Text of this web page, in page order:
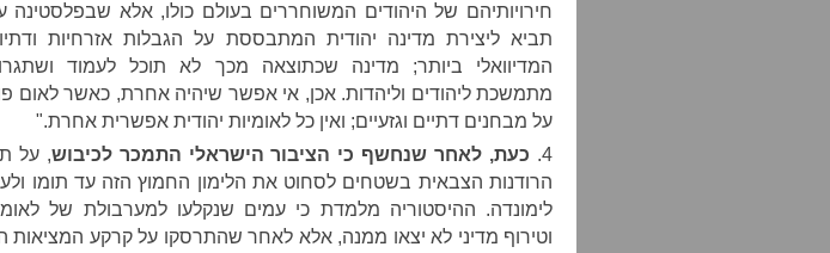
חירויותיהם של היהודים המשוחררים בעולם כולו, אלא שבפלסטינה
תביא ליצירת מדינה יהודית המתבססת על הגבלות אזרחיות
המדיוואלי ביותר; מדינה שכתוצאה מכך לא תוכל לעמוד
מתמשכת ליהודים וליהדות. אכן, אי אפשר שיהיה אחרת, כאשר לאום
על מבחנים דתיים וגזעיים; ואין כל לאומיות יהודית אפשרית אחרת."
4.
כעת, לאחר שנחשף כי הציבור הישראלי התמכר לכיבוש, על
הרודנות הצבאית בשטחים לסחוט את הלימון החמוץ הזה עד תומו
לימונדה. ההיסטוריה מלמדת כי עמים שנקלעו למערבולת של
וטירוף מדיני לא יצאו ממנה, אלא לאחר שהתרסקו על קרקע המציאות